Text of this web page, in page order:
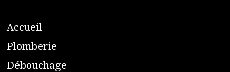
Accueil
​Plomberie
Débouchage